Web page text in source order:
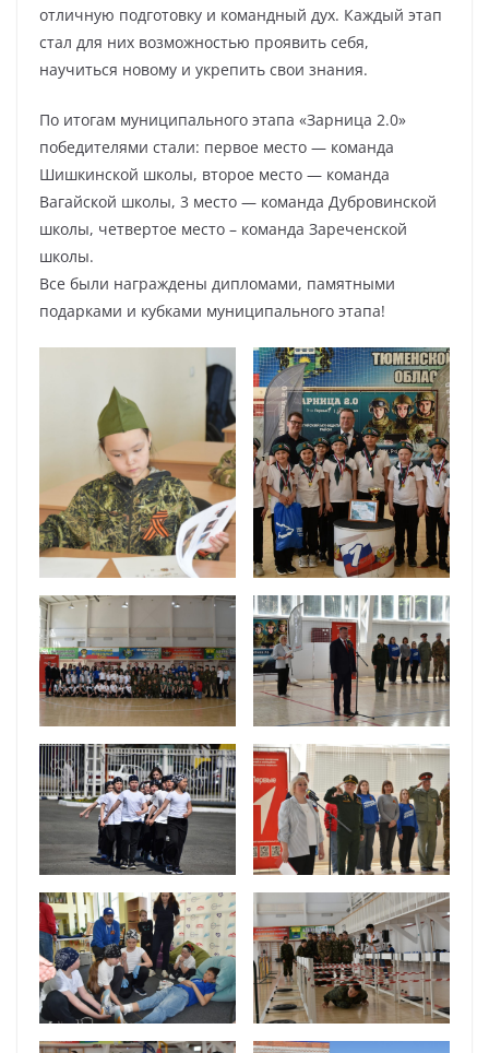
отличную подготовку и командный дух. Каждый этап
стал для них возможностью проявить себя,
научиться новому и укрепить свои знания.
По итогам муниципального этапа «Зарница 2.0»
победителями стали: первое место — команда
Шишкинской школы, второе место — команда
Вагайской школы, 3 место — команда Дубровинской
школы, четвертое место – команда Зареченской
школы.
Все были награждены дипломами, памятными
подарками и кубками муниципального этапа!